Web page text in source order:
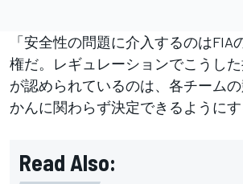
「安全性の問題に介入するのはFIA
権だ。レギュレーションでこうし
が認められているのは、各チーム
かんに関わらず決定できるようにす
Read Also: